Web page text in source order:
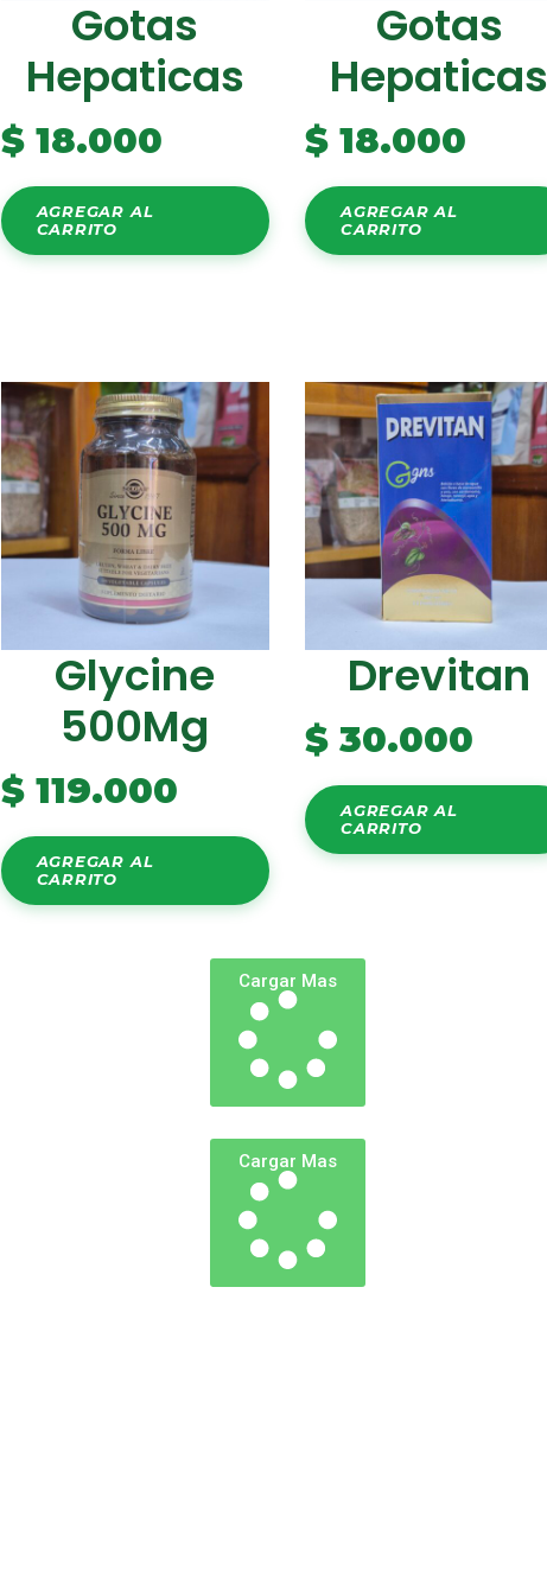
Gotas
Hepaticas
$18.000
AGREGAR AL
CARRITO
Gotas
Hepaticas
$ 18.000
AGREGAR AL
CARRITO
Glycine
500Mg
$119.000
AGREGAR AL
CARRITO
Drevitan
$ 30.000
AGREGAR AL
CARRITO
Cargar Mas
Cargar Mas